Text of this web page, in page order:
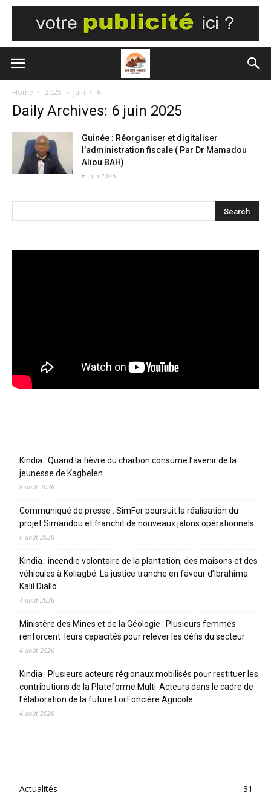
Home 2025 juin 6
Daily Archives: 6 juin 2025
Guinée : Réorganiser et digitaliser
l’administration fiscale ( Par Dr Mamadou
Aliou BAH)
6 juin 2025
Kindia : Quand la fièvre du charbon consume l’avenir de la
jeunesse de Kagbelen
6 août 2026
Communiqué de presse : SimFer poursuit la réalisation du
projet Simandou et franchit de nouveaux jalons opérationnels
6 août 2026
Kindia : incendie volontaire de la plantation, des maisons et des
véhicules à Koliagbé. La justice tranche en faveur d’Ibrahima
Kalil Diallo
4 août 2026
Ministère des Mines et de la Géologie : Plusieurs femmes
renforcent leurs capacités pour relever les défis du secteur
4 août 2026
Kindia : Plusieurs acteurs régionaux mobilisés pour restituer les
contributions de la Plateforme Multi-Acteurs dans le cadre de
l’élaboration de la future Loi Foncière Agricole
4 août 2026
Actualités
31